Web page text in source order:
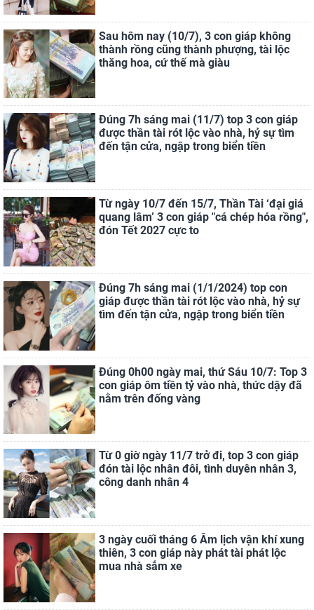
Sau hôm nay (10/7), 3 con giáp không
thành rồng cũng thành phượng, tài lộc
thăng hoa, cứ thế mà giàu
Đúng 7h sáng mai (11/7) top 3 con giáp
được thần tài rót lộc vào nhà, hỷ sự tìm
đến tận cửa, ngập trong biển tiền
Từ ngày 10/7 đến 15/7, Thần Tài ‘đại giá
quang lâm’ 3 con giáp "cá chép hóa rồng",
đón Tết 2027 cực to
Đúng 7h sáng mai (1/1/2024) top con
giáp được thần tài rót lộc vào nhà, hỷ sự
tìm đến tận cửa, ngập trong biển tiền
Đúng 0h00 ngày mai, thứ Sáu 10/7: Top 3
con giáp ôm tiền tỷ vào nhà, thức dậy đã
nằm trên đống vàng
Từ 0 giờ ngày 11/7 trở đi, top 3 con giáp
đón tài lộc nhân đôi, tình duyên nhân 3,
công danh nhân 4
3 ngày cuối tháng 6 Âm lịch vận khí xung
thiên, 3 con giáp này phát tài phát lộc
mua nhà sắm xe